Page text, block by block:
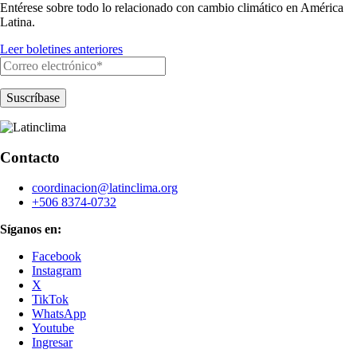
Entérese sobre todo lo relacionado con cambio climático en América
Latina.
Leer boletines anteriores
Contacto
coordinacion@latinclima.org
+506 8374-0732
Síganos en:
Facebook
Instagram
X
TikTok
WhatsApp
Youtube
Ingresar